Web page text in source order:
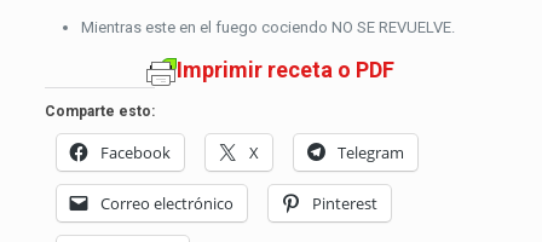
Mientras este en el fuego cociendo NO SE REVUELVE.
Imprimir receta o PDF
Comparte esto:
Facebook X Telegram
Correo electrónico Pinterest